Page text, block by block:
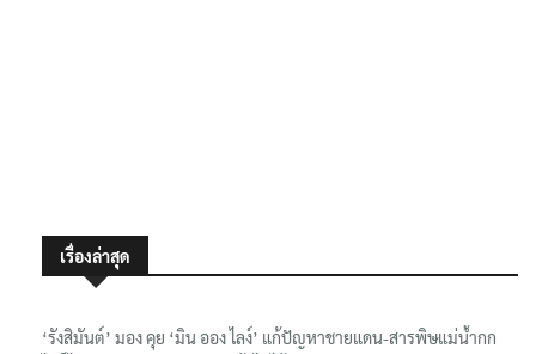
เรื่องล่าสุด
‘รังสิมันต์’ มอง คุย ‘มิน ออง ไลง์’ แก้ปัญหาชายแดน-สารพิษแม่น้ำกก